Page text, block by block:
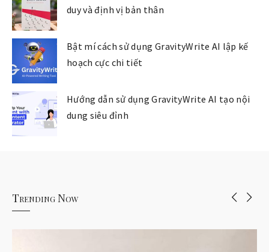
duy và định vị bản thân
Bật mí cách sử dụng GravityWrite AI lập kế
hoạch cực chi tiết
Hướng dẫn sử dụng GravityWrite AI tạo nội
dung siêu đỉnh
Trending Now